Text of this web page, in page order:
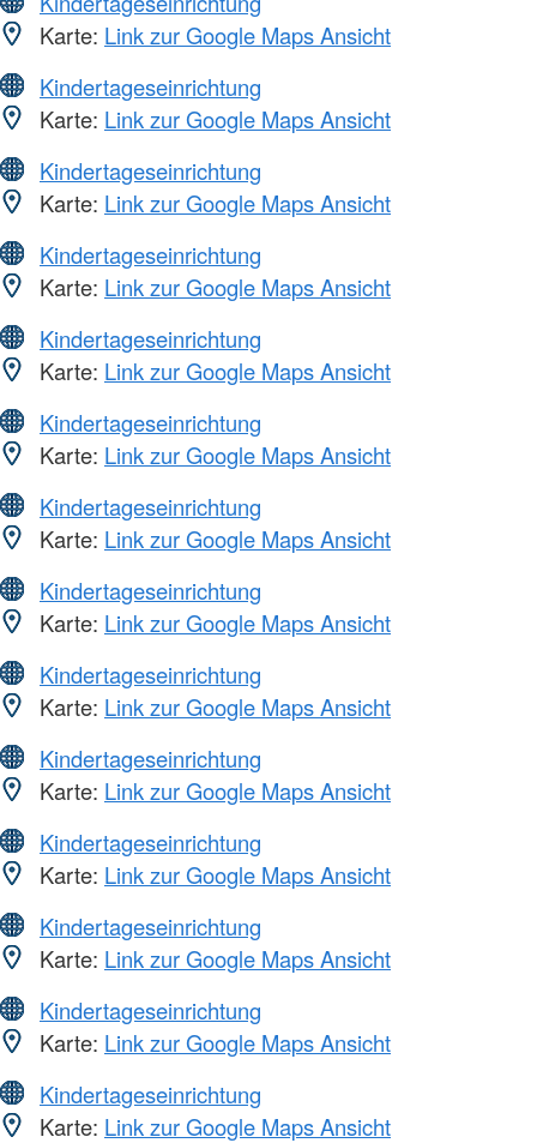
Karte: Link zur Google Maps Ansicht
Kindertageseinrichtung
Karte: Link zur Google Maps Ansicht
Kindertageseinrichtung
Karte: Link zur Google Maps Ansicht
Kindertageseinrichtung
Karte: Link zur Google Maps Ansicht
Kindertageseinrichtung
Karte: Link zur Google Maps Ansicht
Kindertageseinrichtung
Karte: Link zur Google Maps Ansicht
Kindertageseinrichtung
Karte: Link zur Google Maps Ansicht
Kindertageseinrichtung
Karte: Link zur Google Maps Ansicht
Kindertageseinrichtung
Karte: Link zur Google Maps Ansicht
Kindertageseinrichtung
Karte: Link zur Google Maps Ansicht
Kindertageseinrichtung
Karte: Link zur Google Maps Ansicht
Kindertageseinrichtung
Karte: Link zur Google Maps Ansicht
Kindertageseinrichtung
Karte: Link zur Google Maps Ansicht
Kindertageseinrichtung
Karte: Link zur Google Maps Ansicht